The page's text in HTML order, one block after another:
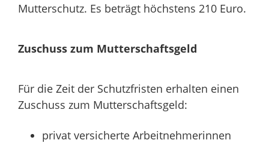
Mutterschutz. Es beträgt höchstens 210 Euro.
Zuschuss zum Mutterschaftsgeld
Für die Zeit der Schutzfristen erhalten einen
Zuschuss zum Mutterschaftsgeld:
privat versicherte Arbeitnehmerinnen